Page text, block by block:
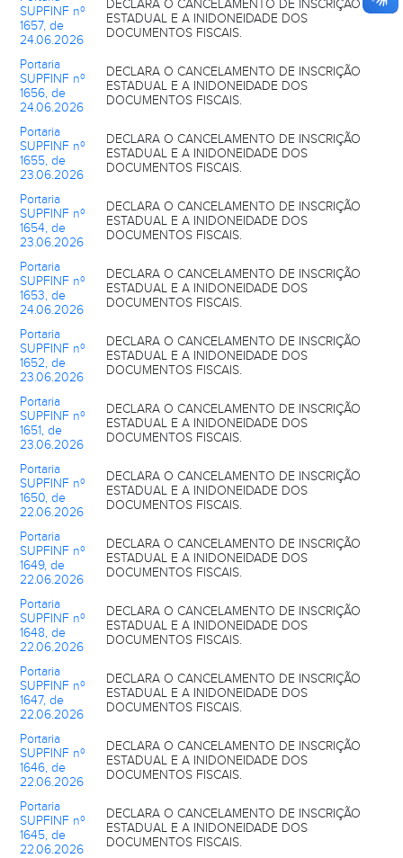
SUPFINF nº
1657, de
24.06.2026
DECLARA O CANCELAMENTO DE INSCRIÇÃO
ESTADUAL E A INIDONEIDADE DOS
DOCUMENTOS FISCAIS.
Portaria
SUPFINF nº
1656, de
24.06.2026
DECLARA O CANCELAMENTO DE INSCRIÇÃO
ESTADUAL E A INIDONEIDADE DOS
DOCUMENTOS FISCAIS.
Portaria
SUPFINF nº
1655, de
23.06.2026
DECLARA O CANCELAMENTO DE INSCRIÇÃO
ESTADUAL E A INIDONEIDADE DOS
DOCUMENTOS FISCAIS.
Portaria
SUPFINF nº
1654, de
23.06.2026
DECLARA O CANCELAMENTO DE INSCRIÇÃO
ESTADUAL E A INIDONEIDADE DOS
DOCUMENTOS FISCAIS.
Portaria
SUPFINF nº
1653, de
24.06.2026
DECLARA O CANCELAMENTO DE INSCRIÇÃO
ESTADUAL E A INIDONEIDADE DOS
DOCUMENTOS FISCAIS.
Portaria
SUPFINF nº
1652, de
23.06.2026
DECLARA O CANCELAMENTO DE INSCRIÇÃO
ESTADUAL E A INIDONEIDADE DOS
DOCUMENTOS FISCAIS.
Portaria
SUPFINF nº
1651, de
23.06.2026
DECLARA O CANCELAMENTO DE INSCRIÇÃO
ESTADUAL E A INIDONEIDADE DOS
DOCUMENTOS FISCAIS.
Portaria
SUPFINF nº
1650, de
22.06.2026
DECLARA O CANCELAMENTO DE INSCRIÇÃO
ESTADUAL E A INIDONEIDADE DOS
DOCUMENTOS FISCAIS.
Portaria
SUPFINF nº
1649, de
22.06.2026
DECLARA O CANCELAMENTO DE INSCRIÇÃO
ESTADUAL E A INIDONEIDADE DOS
DOCUMENTOS FISCAIS.
Portaria
SUPFINF nº
1648, de
22.06.2026
DECLARA O CANCELAMENTO DE INSCRIÇÃO
ESTADUAL E A INIDONEIDADE DOS
DOCUMENTOS FISCAIS.
Portaria
SUPFINF nº
1647, de
22.06.2026
DECLARA O CANCELAMENTO DE INSCRIÇÃO
ESTADUAL E A INIDONEIDADE DOS
DOCUMENTOS FISCAIS.
Portaria
SUPFINF nº
1646, de
22.06.2026
DECLARA O CANCELAMENTO DE INSCRIÇÃO
ESTADUAL E A INIDONEIDADE DOS
DOCUMENTOS FISCAIS.
Portaria
SUPFINF nº
1645, de
22.06.2026
DECLARA O CANCELAMENTO DE INSCRIÇÃO
ESTADUAL E A INIDONEIDADE DOS
DOCUMENTOS FISCAIS.